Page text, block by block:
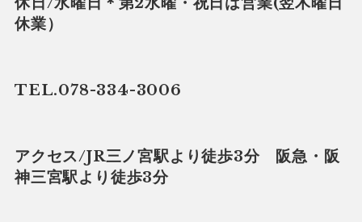
休業）
TEL.078-334-3006
アクセス/JR三ノ宮駅より徒歩3分 阪急・阪
神三宮駅より徒歩3分